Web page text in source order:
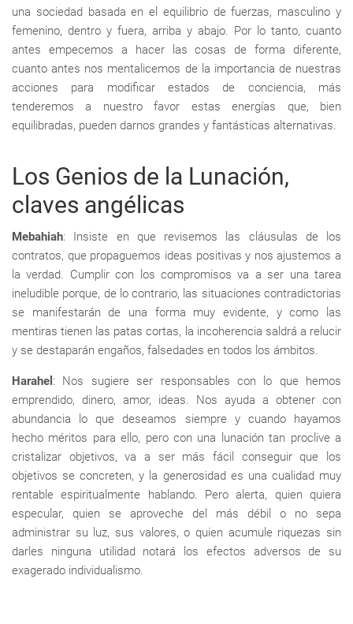
una sociedad basada en el equilibrio de fuerzas, masculino y
femenino, dentro y fuera, arriba y abajo. Por lo tanto, cuanto
antes empecemos a hacer las cosas de forma diferente,
cuanto antes nos mentalicemos de la importancia de nuestras
acciones para modificar estados de conciencia, más
tenderemos a nuestro favor estas energías que, bien
equilibradas, pueden darnos grandes y fantásticas alternativas.
Los Genios de la Lunación,
claves angélicas
Mebahiah: Insiste en que revisemos las cláusulas de los
contratos, que propaguemos ideas positivas y nos ajustemos a
la verdad. Cumplir con los compromisos va a ser una tarea
ineludible porque, de lo contrario, las situaciones contradictorias
se manifestarán de una forma muy evidente, y como las
mentiras tienen las patas cortas, la incoherencia saldrá a relucir
y se destaparán engaños, falsedades en todos los ámbitos.
Harahel : Nos sugiere ser responsables con lo que hemos
emprendido, dinero, amor, ideas. Nos ayuda a obtener con
abundancia lo que deseamos siempre y cuando hayamos
hecho méritos para ello, pero con una lunación tan proclive a
cristalizar objetivos, va a ser más fácil conseguir que los
objetivos se concreten, y la generosidad es una cualidad muy
rentable espiritualmente hablando. Pero alerta, quien quiera
especular, quien se aproveche del más débil o no sepa
administrar su luz, sus valores, o quien acumule riquezas sin
darles ninguna utilidad notará los efectos adversos de su
exagerado individualismo.